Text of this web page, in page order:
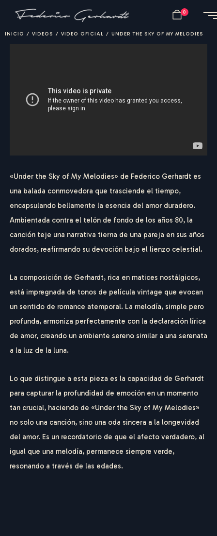
0
INICIO / VIDEOS / VIDEO OFICIAL / UNDER THE SKY OF MY MELODIES
«Under the Sky of My Melodies» de Federico Gerhardt es
una balada conmovedora que trasciende el tiempo,
encapsulando bellamente la esencia del amor duradero.
Ambientada contra el telón de fondo de los años 80, la
canción teje una narrativa tierna de una pareja en sus años
dorados, reafirmando su devoción bajo el lienzo celestial.
La composición de Gerhardt, rica en matices nostálgicos,
está impregnada de tonos de película vintage que evocan
un sentido de romance atemporal. La melodía, simple pero
profunda, armoniza perfectamente con la declaración lírica
de amor, creando un ambiente sereno similar a una serenata
a la luz de la luna.
Lo que distingue a esta pieza es la capacidad de Gerhardt
para capturar la profundidad de emoción en un momento
tan crucial, haciendo de «Under the Sky of My Melodies»
no solo una canción, sino una oda sincera a la longevidad
del amor. Es un recordatorio de que el afecto verdadero, al
igual que una melodía, permanece siempre verde,
resonando a través de las edades.